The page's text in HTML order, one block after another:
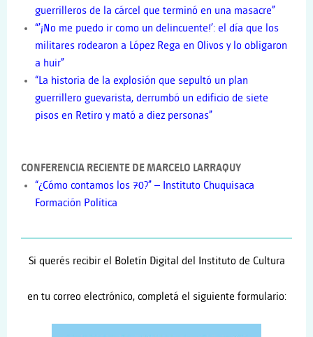
guerrilleros de la cárcel que terminó en una masacre”
“’¡No me puedo ir como un delincuente!’: el día que los
militares rodearon a López Rega en Olivos y lo obligaron
a huir”
“La historia de la explosión que sepultó un plan
guerrillero guevarista, derrumbó un edificio de siete
pisos en Retiro y mató a diez personas”
CONFERENCIA RECIENTE DE MARCELO LARRAQUY
“¿Cómo contamos los 70?” – Instituto Chuquisaca
Formación Política
Si querés recibir el Boletín Digital del Instituto de Cultura
en tu correo electrónico, completá el siguiente formulario: